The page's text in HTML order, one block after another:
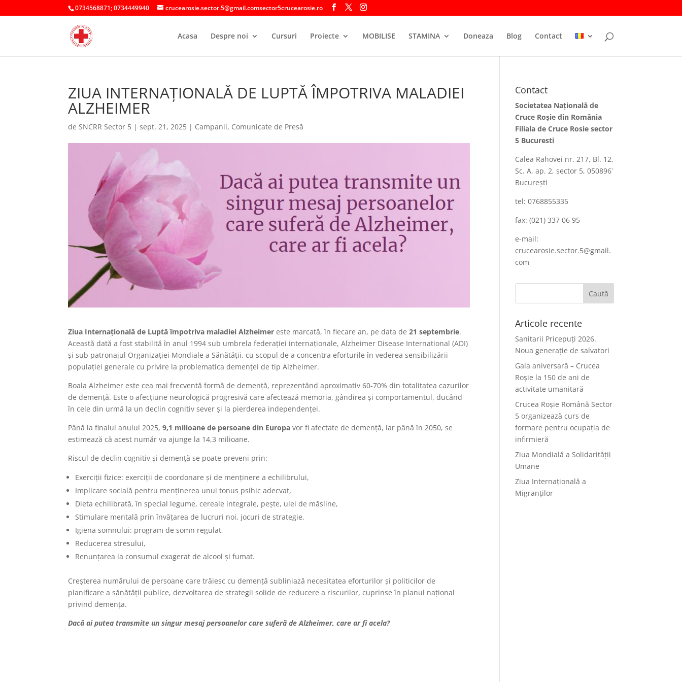
0734568871; 0734449940 crucearosie.sector.5@gmail.comsector5crucearosie.ro
Acasa Despre noi Cursuri Proiecte MOBILISE STAMINA Doneaza Blog Contact
ZIUA INTERNAȚIONALĂ DE LUPTĂ ÎMPOTRIVA MALADIEI
ALZHEIMER
deSNCRR Sector 5 |sept. 21, 2025 | Campanii, Comunicate de Presă
Ziua Internațională de Luptă împotriva maladiei Alzheimer este marcată, în fiecare an, pe data de21 septembrie.
Această dată a fost stabilită în anul 1994 sub umbrela federației internaționale, Alzheimer Disease International (ADI)
și sub patronajul Organizației Mondiale a Sănătății, cu scopul de a concentra eforturile în vederea sensibilizării
populaţiei generale cu privire la problematica demenţei de tip Alzheimer.
Boala Alzheimer este cea mai frecventă formă de demență, reprezentând aproximativ 60-70% din totalitatea cazurilor
de demență. Este o afecțiune neurologică progresivă care afectează memoria, gândirea și comportamentul, ducând
în cele din urmă la un declin cognitiv sever și la pierderea independenței.
Până la finalul anului 2025,9,1 milioane de persoane din Europa vor fi afectate de demență, iar până în 2050, se
estimează că acest număr va ajunge la 14,3 milioane.
Riscul de declin cognitiv și demență se poate preveni prin:
Exerciţii fizice: exerciții de coordonare și de menținere a echilibrului,
Implicare socială pentru menținerea unui tonus psihic adecvat,
Dieta echilibrată, în special legume, cereale integrale, peşte, ulei de măsline,
Stimulare mentală prin învăţarea de lucruri noi, jocuri de strategie,
Igiena somnului: program de somn regulat,
Reducerea stresului,
Renunţarea la consumul exagerat de alcool şi fumat.
Creșterea numărului de persoane care trăiesc cu demență subliniază necesitatea eforturilor și politicilor de
planificare a sănătății publice, dezvoltarea de strategii solide de reducere a riscurilor, cuprinse în planul național
privind demența.
Dacă ai putea transmite un singur mesaj persoanelor care suferă de Alzheimer, care ar fi acela?
Contact
Societatea Naţională de
Cruce Roşie din România
Filiala de Cruce Rosie sector
5 Bucuresti
Calea Rahovei nr. 217, Bl. 12,
Sc. A, ap. 2, sector 5, 050896`
Bucureşti
tel: 0768855335
fax: (021) 337 06 95
e-mail:
crucearosie.sector.5@gmail.
com
Articole recente
Sanitarii Pricepuți 2026.
Noua generație de salvatori
Gala aniversară – Crucea
Roșie la 150 de ani de
activitate umanitară
Crucea Roșie Română Sector
5 organizează curs de
formare pentru ocupația de
infirmieră
Ziua Mondială a Solidarității
Umane
Ziua Internațională a
Migranților